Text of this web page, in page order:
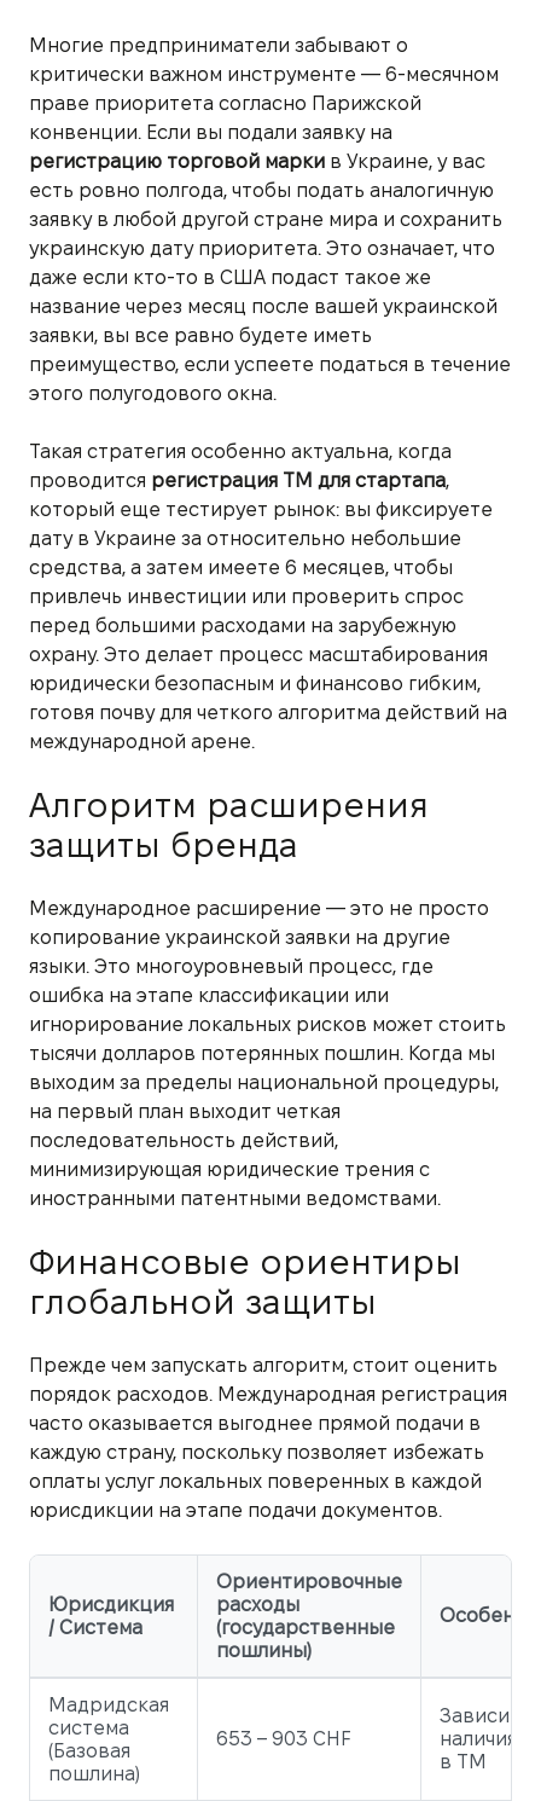
Многие предприниматели забывают о
критически важном инструменте — 6-месячном
праве приоритета согласно Парижской
конвенции. Если вы подали заявку на
регистрацию торговой марки в Украине, у вас
есть ровно полгода, чтобы подать аналогичную
заявку в любой другой стране мира и сохранить
украинскую дату приоритета. Это означает, что
даже если кто-то в США подаст такое же
название через месяц после вашей украинской
заявки, вы все равно будете иметь
преимущество, если успеете податься в течение
этого полугодового окна.
Такая стратегия особенно актуальна, когда
проводится регистрация ТМ для стартапа,
который еще тестирует рынок: вы фиксируете
дату в Украине за относительно небольшие
средства, а затем имеете 6 месяцев, чтобы
привлечь инвестиции или проверить спрос
перед большими расходами на зарубежную
охрану. Это делает процесс масштабирования
юридически безопасным и финансово гибким,
готовя почву для четкого алгоритма действий на
международной арене.
Алгоритм расширения
защиты бренда
Международное расширение — это не просто
копирование украинской заявки на другие
языки. Это многоуровневый процесс, где
ошибка на этапе классификации или
игнорирование локальных рисков может стоить
тысячи долларов потерянных пошлин. Когда мы
выходим за пределы национальной процедуры,
на первый план выходит четкая
последовательность действий,
минимизирующая юридические трения с
иностранными патентными ведомствами.
Финансовые ориентиры
глобальной защиты
Прежде чем запускать алгоритм, стоит оценить
порядок расходов. Международная регистрация
часто оказывается выгоднее прямой подачи в
каждую страну, поскольку позволяет избежать
оплаты услуг локальных поверенных в каждой
юрисдикции на этапе подачи документов.
Юрисдикция
/ Система
Ориентировочные
расходы
(государственные
пошлины)
Мадридская
система
(Базовая
пошлина)
653 – 903 CHF
Зависит
наличия
в ТМ